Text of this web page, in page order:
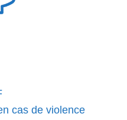
cas de violence